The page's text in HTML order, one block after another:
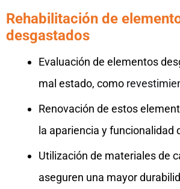
Rehabilitación de
desgastados
Evaluación de elementos
mal estado, como
Renovación de estos
la apariencia y funcionalidad
Utilización de materiales de
aseguren una mayor